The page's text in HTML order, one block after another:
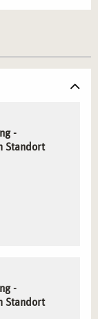
verändern
Strukturen
-
Standort
-
Standort